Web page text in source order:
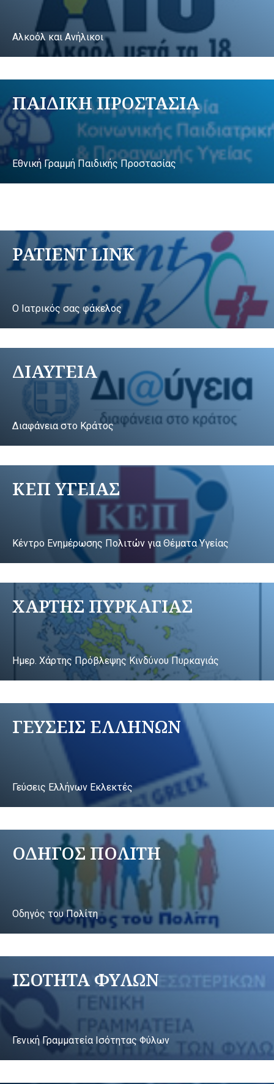
Αλκοόλ και Ανήλικοι
ΠΑΙΔΙΚΗ ΠΡΟΣΤΑΣΙΑ
Εθνική Γραμμή Παιδικής Προστασίας
PATIENT LINK
Ο Ιατρικός σας φάκελος
ΔΙΑΥΓΕΙΑ
Διαφάνεια στο Κράτος
ΚΕΠ ΥΓΕΙΑΣ
Κέντρο Ενημέρωσης Πολιτών για Θέματα Υγείας
ΧΑΡΤΗΣ ΠΥΡΚΑΓΙΑΣ
Ημερ. Χάρτης Πρόβλεψης Κινδύνου Πυρκαγιάς
ΓΕΥΣΕΙΣ ΕΛΛΗΝΩΝ
Γεύσεις Ελλήνων Εκλεκτές
ΟΔΗΓΟΣ ΠΟΛΙΤΗ
Οδηγός του Πολίτη
ΙΣΟΤΗΤΑ ΦΥΛΩΝ
Γενική Γραμματεία Ισότητας Φύλων